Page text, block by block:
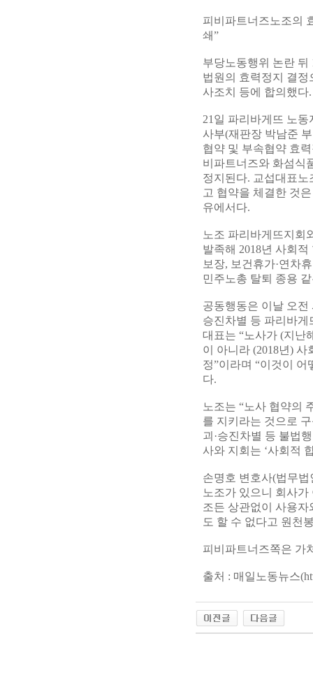
피비파트너즈노조의
쇄”
부당노동행위 논란 뒤
법원의 효력정지 결
사조치 등에 합의했다.
21일 파리바게뜨 노
사부(재판장 박남준
협약 및 부속협약 효
비파트너즈와 화섬식
정지된다. 교섭대표
고 협약을 체결한 것
유에서다.
노조 파리바게뜨지회
발족해 2018년 사회
보장, 보건휴가·연차
민주노총 탈퇴 종용
공동행동은 이날 오전
승진차별 등 파리바
대표는 “노사가 (지난
이 아니라 (2018년)
정”이라며 “이것이
다.
노조는 “노사 협약의
를 지키라는 것으로
괴·승진차별 등 불법
사와 지회는 ‘사회적
손명호 변호사(법무
노조가 있으니 회사
조든 상관없이 사용
도 할 수 없다고 원천
피비파트너즈쪽은 가
출처 : 매일노동뉴스